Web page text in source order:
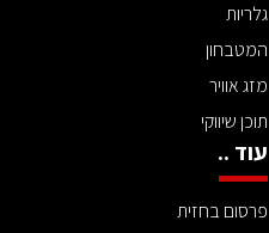
גלריות
המטבחון
מזג אוויר
תוכן שיווקי
עוד ..
פרסום בחזית